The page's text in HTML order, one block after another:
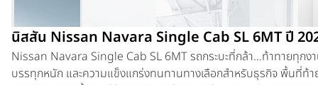
นิสสัน Nissan Navara Single Cab SL 6MT ปี
Nissan Navara Single Cab SL 6MTรถกระบะที่กล้า…ท้าทายทุก
บรรทุกหนัก และความแข็งแกร่งทนทานทางเลือกสำหรับธุรกิจ พื้นที่ท้า